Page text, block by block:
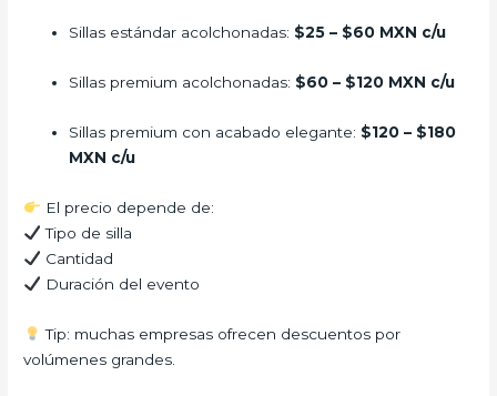
Sillas estándar acolchonadas: $25 – $60 MXN c/u
Sillas premium acolchonadas: $60 – $120 MXN c/u
Sillas premium con acabado elegante: $120 – $180
MXN c/u
El precio depende de:
Tipo de silla
Cantidad
Duración del evento
Tip: muchas empresas ofrecen descuentos por
volúmenes grandes.